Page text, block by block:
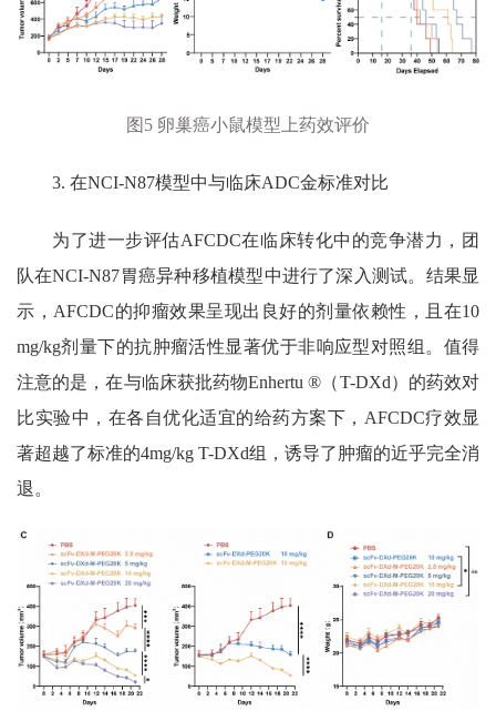
图 5 卵巢癌小鼠模型上药效评价
3. 在NCI-N87模型中与临床ADC金标准对比
为了进一步评估AFCDC在临床转化中的竞争潜力，团
队在NCI-N87胃癌异种移植模型中进行了深入测试。结果显
示， AFCDC的抑瘤效果呈现出良好的剂量依赖性，且在10
mg/kg剂量下的抗肿瘤活性显著优于非响应型对照组。值得
注意的是，在与临床获批药物Enhertu ® （T-DXd）的药效对
比实验中，在各自优化适宜的给药方案下， AFCDC疗效显
著超越了标准的4mg/kg T-DXd组，诱导了肿瘤的近乎完全消
退。